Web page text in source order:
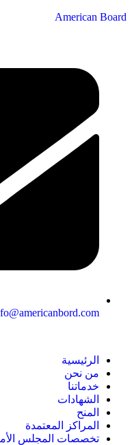
American Board
الرئيسية
من نحن
خدماتنا
الشهادات
المنح
المراكز المعتمدة
تخصصات المجلس